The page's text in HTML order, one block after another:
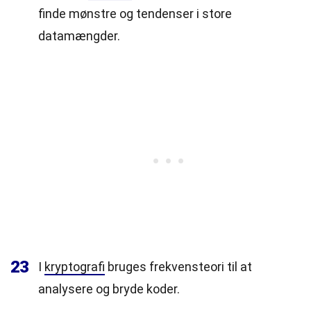
finde mønstre og tendenser i store
datamængder.
23 I kryptografi bruges frekvensteori til at
analysere og bryde koder.